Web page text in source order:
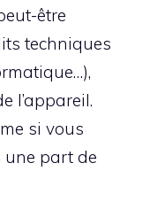
être
techniques
l’appareil.
si vous
une part de